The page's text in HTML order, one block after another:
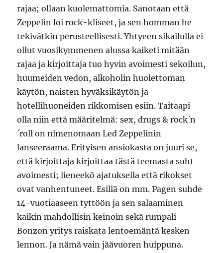
rajaa; ollaan kuolemattomia. Sanotaan että
Zeppelin loi rock-kliseet, ja sen homman he
tekivätkin perusteellisesti. Yhtyeen sikailulla ei
ollut vuosikymmenen alussa kaiketi mitään
rajaa ja kirjoittaja tuo hyvin avoimesti sekoilun,
huumeiden vedon, alkoholin huolettoman
käytön, naisten hyväksikäytön ja
hotellihuoneiden rikkomisen esiin. Taitaapi
olla niin että määritelmä: sex, drugs & rock´n
´roll on nimenomaan Led Zeppelinin
lanseeraama. Erityisen ansiokasta on juuri se,
että kirjoittaja kirjoittaa tästä teemasta suht
avoimesti; lieneekö ajatuksella että rikokset
ovat vanhentuneet. Esillä on mm. Pagen suhde
14-vuotiaaseen tyttöön ja sen salaaminen
kaikin mahdollisin keinoin sekä rumpali
Bonzon yritys raiskata lentoemäntä kesken
lennon. Ja nämä vain jäävuoren huippuna.